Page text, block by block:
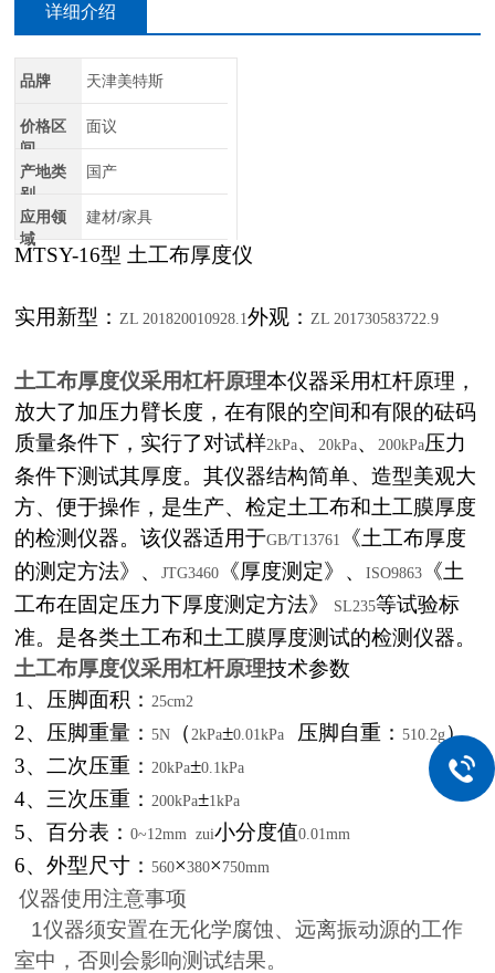
详细介绍
品牌 天津美特斯
价格区
间
面议
产地类
别
国产
应用领
域
建材/家具
MTSY-16型 土工布厚度仪
实用新型： ZL 201820010928.1外观： ZL 201730583722.9
土工布厚度仪采用杠杆原理本仪器采用杠杆原理，
放大了加压力臂长度，在有限的空间和有限的砝码
质量条件下，实行了对试样2kPa、 20kPa、 200kPa压力
条件下测试其厚度。其仪器结构简单、造型美观大
方、便于操作，是生产、检定土工布和土工膜厚度
的检测仪器。该仪器适用于GB/T13761
《土工布厚度
的测定方法》、JTG3460 《厚度测定》、ISO9863
《土
工布在固定压力下厚度测定方法》
SL235等试验标
准。是各类土工布和土工膜厚度测试的检测仪器。
土工布厚度仪采用杠杆原理技术参数
1 、压脚面积： 25cm2
2、压脚重量：5N （ 2kPa±0.01kPa 压脚自重：510.2g）
3、二次压重： 20kPa±0.1kPa
4、三次压重： 200kPa±1kPa
5、百分表：0~12mm zui小分度值0.01mm
6、外型尺寸：560×380× 750mm
仪器使用注意事项
1仪器须安置在无化学腐蚀、远离振动源的工作
室中，否则会影响测试结果。